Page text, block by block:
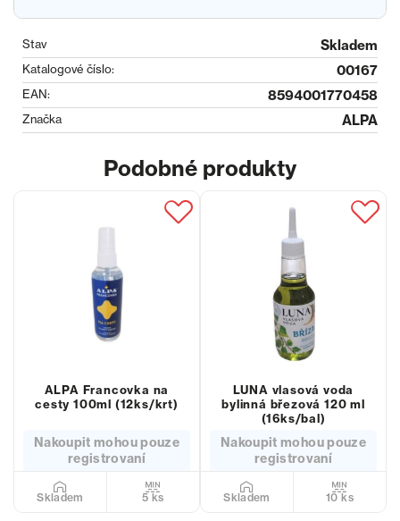
Stav Skladem
Katalogové číslo: 00167
EAN: 8594001770458
Značka ALPA
Podobné produkty
ALPA Francovka na
cesty 100ml (12ks/krt)
Nakoupit mohou pouze
registrovaní
Skladem 5 ks
LUNA vlasová voda
bylinná březová 120 ml
(16ks/bal)
Nakoupit mohou pouze
registrovaní
Skladem 10 ks